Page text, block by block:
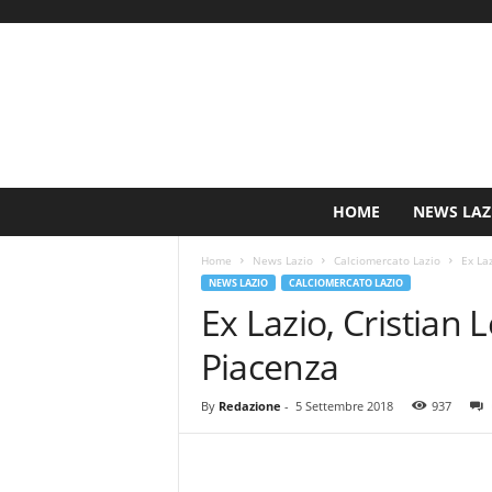
HOME NEWS
Home News Lazio Calciomercato Lazio Ex
NEWS LAZIO CALCIOMERCATO LAZIO
Ex Lazio, Cristian
Piacenza
By Redazione - 5 Settembre 2018 937